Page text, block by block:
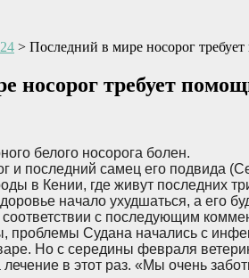
24 > Последний в мире носорог
носорог требует
белого носорога болен.
и последний самец его подвида
в Кении, где живут последних
начало ухудшаться, а
с последующим
Судана начались с
Но с середины февраля
лечение в этот раз. «Мы очень